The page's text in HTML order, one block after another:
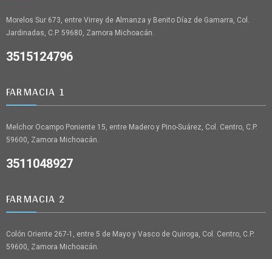
Morelos Sur 673, entre Virrey de Almanza y Benito Díaz de Gamarra, Col.
Jardinadas, C.P. 59680, Zamora Michoacán.
3515124796
FARMACIA 1
Melchor Ocampo Poniente 15, entre Madero y Pino-Suárez, Col. Centro, C.P.
59600, Zamora Michoacán.
3511048927
FARMACIA 2
Colón Oriente 267-1, entre 5 de Mayo y Vasco de Quiroga, Col. Centro, C.P.
59600, Zamora Michoacán.